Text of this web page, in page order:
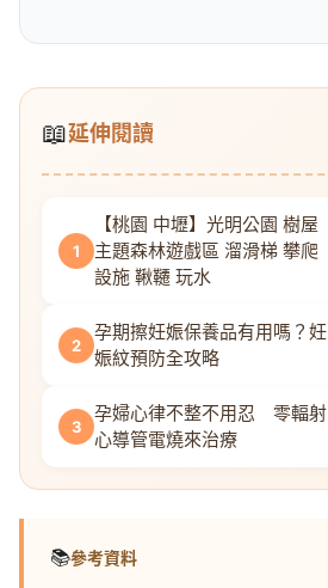
📖延伸閱讀
1
【桃園 中壢】光明公園 樹屋
主題森林遊戲區 溜滑梯 攀爬
設施 鞦韆 玩水
2
孕期擦妊娠保養品有用嗎？妊
娠紋預防全攻略
3
孕婦心律不整不用忍 零輻射
心導管電燒來治療
📚參考資料